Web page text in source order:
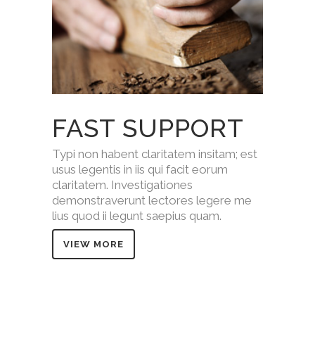
FAST SUPPORT
Typi non habent claritatem insitam; est
usus legentis in iis qui facit eorum
claritatem. Investigationes
demonstraverunt lectores legere me
lius quod ii legunt saepius quam.
VIEW MORE